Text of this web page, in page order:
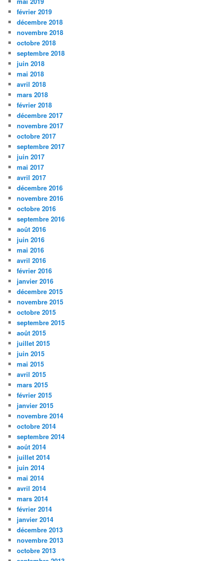
février 2019
décembre 2018
novembre 2018
octobre 2018
septembre 2018
juin 2018
mai 2018
avril 2018
mars 2018
février 2018
décembre 2017
novembre 2017
octobre 2017
septembre 2017
juin 2017
mai 2017
avril 2017
décembre 2016
novembre 2016
octobre 2016
septembre 2016
août 2016
juin 2016
mai 2016
avril 2016
février 2016
janvier 2016
décembre 2015
novembre 2015
octobre 2015
septembre 2015
août 2015
juillet 2015
juin 2015
mai 2015
avril 2015
mars 2015
février 2015
janvier 2015
novembre 2014
octobre 2014
septembre 2014
août 2014
juillet 2014
juin 2014
mai 2014
avril 2014
mars 2014
février 2014
janvier 2014
décembre 2013
novembre 2013
octobre 2013